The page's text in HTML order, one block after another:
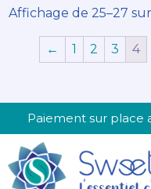
Affichage de 25–27
← 1 2 3 4
Paiement sur place